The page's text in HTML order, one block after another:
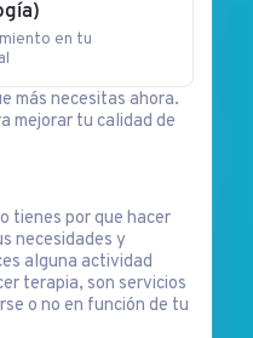
en tu
más necesitas ahora.
mejorar tu calidad de
tienes por que hacer
necesidades y
alguna actividad
terapia, son servicios
o no en función de tu